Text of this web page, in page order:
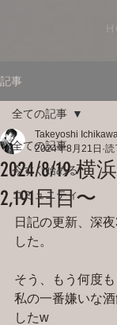
記事
全ての記事
今すぐ始める
コミュニティ
全ての記事
2024/8/19 横
2,191日目〜
Takeyoshi
2024年8月21日 読
日記の更新、深
した。
そう、もう何度
私の一番嫌いな
したw